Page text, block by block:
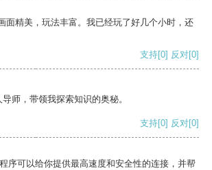
面精美，玩法丰富。我已经玩了好几个小时，还
支持[0] 反对[0]
师，带领我探索知识的奥秘。
支持[0] 反对[0]
序可以给你提供最高速度和安全性的连接，并帮